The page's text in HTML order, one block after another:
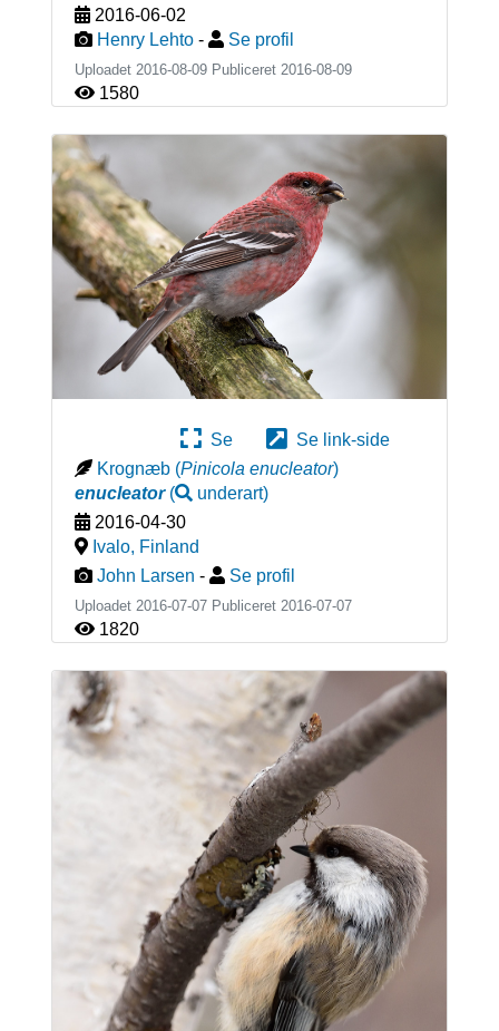
2016-06-02
Henry Lehto - Se profil
Uploadet 2016-08-09 Publiceret 2016-08-09
1580
Se
Se link-side
Krognæb (Pinicola enucleator)
enucleator( underart)
2016-04-30
Ivalo, Finland
John Larsen - Se profil
Uploadet 2016-07-07 Publiceret 2016-07-07
1820